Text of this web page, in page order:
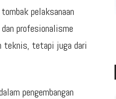
pelaksanaan
profesionalisme
teknis, tetapi juga dari
pengembangan